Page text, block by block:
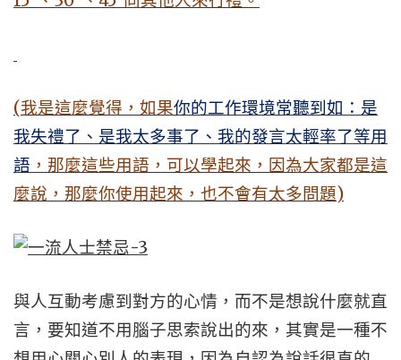
(我是這麼覺得，如果你的工作環境常聽到如：是
我失禮了、是我太多事了、我的發言太輕率了等用
語 ，那麼這些用語，可以學起來，因為大家都是這
麼說，那麼你使用起來，也不會有太多問題)
與人互動考慮到對方的心情，而不是想說什麼就直
言，要知道不用腦子思索說出的來，其實是一種不